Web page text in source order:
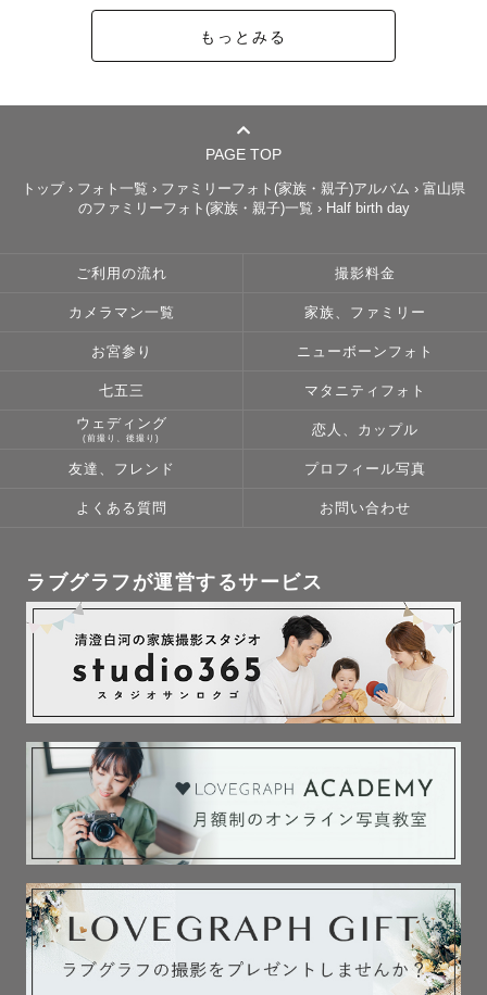
もっとみる
PAGE TOP
トップ › フォト一覧 › ファミリーフォト(家族・親子)アルバム › 富山県
のファミリーフォト(家族・親子)一覧 › Half birth day
ご利用の流れ 撮影料金
カメラマン一覧 家族、ファミリー
お宮参り ニューボーンフォト
七五三 マタニティフォト
ウェディング
(前撮り、後撮り)
恋人、カップル
友達、フレンド プロフィール写真
よくある質問 お問い合わせ
ラブグラフが運営するサービス